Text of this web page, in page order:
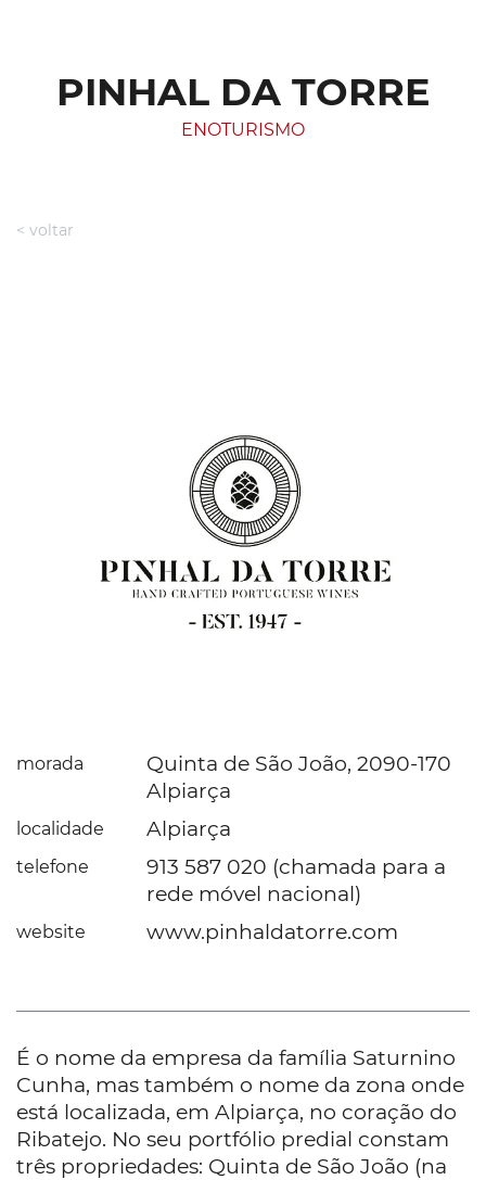
PINHAL DA TORRE
ENOTURISMO
< voltar
morada
Quinta de São João, 2090-170
Alpiarça
localidade Alpiarça
telefone
913 587 020 (chamada para a
rede móvel nacional)
website www.pinhaldatorre.com
É o nome da empresa da família Saturnino
Cunha, mas também o nome da zona onde
está localizada, em Alpiarça, no coração do
Ribatejo. No seu portfólio predial constam
três propriedades: Quinta de São João (na